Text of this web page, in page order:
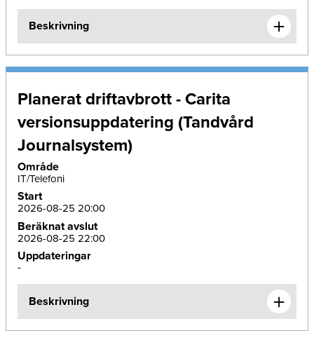
Beskrivning
Planerat driftavbrott - Carita
versionsuppdatering (Tandvård
Journalsystem)
Område
IT/Telefoni
Start
2026-08-25 20:00
Beräknat avslut
2026-08-25 22:00
Uppdateringar
-
Beskrivning